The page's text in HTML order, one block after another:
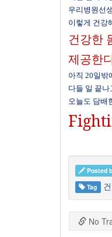
우리병원선
이렇게 건강
건강한
제공한
아직 20일밖
다들 일 끝나
오늘도 담배
Posted
Tag
No